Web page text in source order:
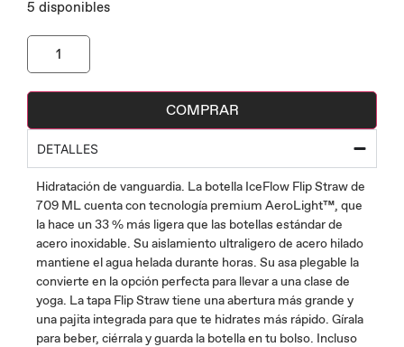
5 disponibles
COMPRAR
DETALLES
Hidratación de vanguardia. La botella IceFlow Flip Straw de
709 ML cuenta con tecnología premium AeroLight™, que
la hace un 33 % más ligera que las botellas estándar de
acero inoxidable. Su aislamiento ultraligero de acero hilado
mantiene el agua helada durante horas. Su asa plegable la
convierte en la opción perfecta para llevar a una clase de
yoga. La tapa Flip Straw tiene una abertura más grande y
una pajita integrada para que te hidrates más rápido. Gírala
para beber, ciérrala y guarda la botella en tu bolso. Incluso